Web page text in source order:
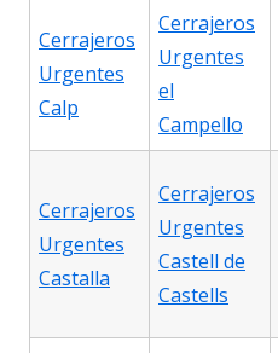
Cerrajeros
Urgentes
Calp
Cerrajeros
Urgentes
el
Campello
Cerrajeros
Urgentes
Castalla
Cerrajeros
Urgentes
Castell de
Castells